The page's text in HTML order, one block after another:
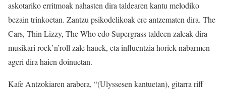
askotariko erritmoak nahasten dira taldearen kantu melodiko
bezain trinkoetan. Zantzu psikodelikoak ere antzematen dira. The
Cars, Thin Lizzy, The Who edo Supergrass taldeen zaleak dira
musikari rock’n’roll zale hauek, eta influentzia horiek nabarmen
ageri dira haien doinuetan.
Kafe Antzokiaren arabera, “(Ulyssesen kantuetan), gitarra riff